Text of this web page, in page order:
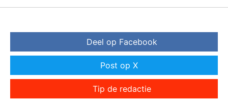
Deel op Facebook
Post op X
Tip de redactie